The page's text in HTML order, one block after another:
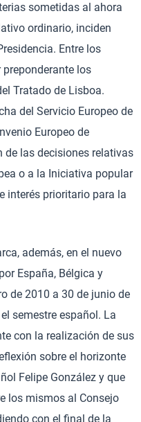
sometidas al ahora
ordinario, inciden
Entre los
los
Tratado de Lisboa.
del Servicio Europeo de
Europeo de
de las decisiones relativas
o a la Iniciativa popular
interés prioritario para la
además, en el nuevo
España, Bélgica y
de 2010 a 30 de junio de
semestre español. La
con la realización de sus
sobre el horizonte
Felipe González y que
los mismos al Consejo
con el final de la